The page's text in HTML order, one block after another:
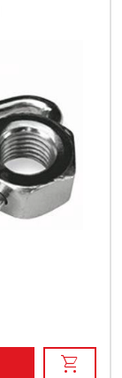
shopping_cart